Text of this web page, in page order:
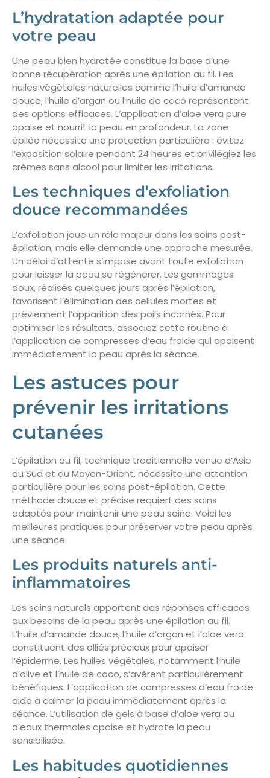
L’hydratation adaptée pour
votre peau
Une peau bien hydratée constitue la base d’une
bonne récupération après une épilation au fil. Les
huiles végétales naturelles comme l’huile d’amande
douce, l’huile d’argan ou l’huile de coco représentent
des options efficaces. L’application d’aloe vera pure
apaise et nourrit la peau en profondeur. La zone
épilée nécessite une protection particulière : évitez
l’exposition solaire pendant 24 heures et privilégiez les
crèmes sans alcool pour limiter les irritations.
Les techniques d’exfoliation
douce recommandées
L’exfoliation joue un rôle majeur dans les soins post-
épilation, mais elle demande une approche mesurée.
Un délai d’attente s’impose avant toute exfoliation
pour laisser la peau se régénérer. Les gommages
doux, réalisés quelques jours après l’épilation,
favorisent l’élimination des cellules mortes et
préviennent l’apparition des poils incarnés. Pour
optimiser les résultats, associez cette routine à
l’application de compresses d’eau froide qui apaisent
immédiatement la peau après la séance.
Les astuces pour
prévenir les irritations
cutanées
L’épilation au fil, technique traditionnelle venue d’Asie
du Sud et du Moyen-Orient, nécessite une attention
particulière pour les soins post-épilation. Cette
méthode douce et précise requiert des soins
adaptés pour maintenir une peau saine. Voici les
meilleures pratiques pour préserver votre peau après
une séance.
Les produits naturels anti-
inflammatoires
Les soins naturels apportent des réponses efficaces
aux besoins de la peau après une épilation au fil.
L’huile d’amande douce, l’huile d’argan et l’aloe vera
constituent des alliés précieux pour apaiser
l’épiderme. Les huiles végétales, notamment l’huile
d’olive et l’huile de coco, s’avèrent particulièrement
bénéfiques. L’application de compresses d’eau froide
aide à calmer la peau immédiatement après la
séance. L’utilisation de gels à base d’aloe vera ou
d’eaux thermales apaise et hydrate la peau
sensibilisée.
Les habitudes quotidiennes